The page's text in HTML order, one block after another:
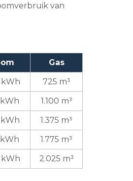
van
Gas
725 m³
1.100 m³
kWh 1.375 m³
1.775 m³
2.025 m³